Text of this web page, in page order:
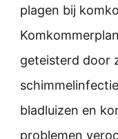
plagen bij
geteisterd door
bladluizen en
problemen